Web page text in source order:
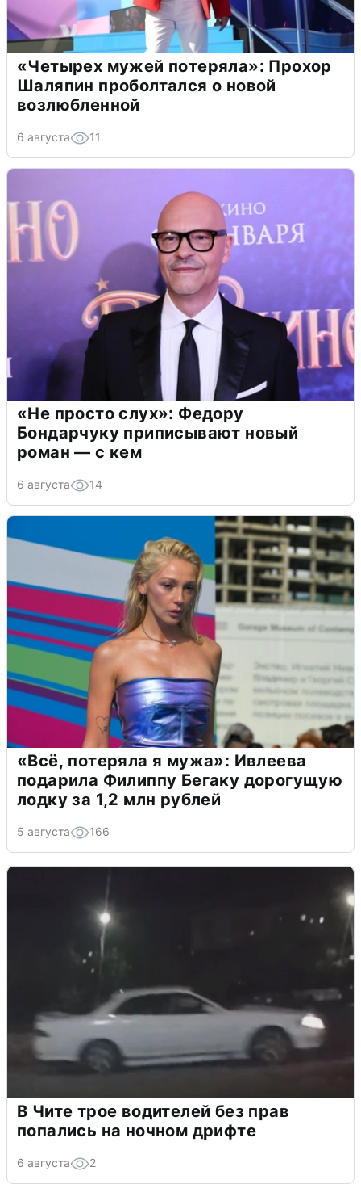
«Четырех мужей потеряла»: Прохор
Шаляпин проболтался о новой
возлюбленной
6 августа 11
«Не просто слух»: Федору
Бондарчуку приписывают новый
роман — с кем
6 августа 14
«Всё, потеряла я мужа»: Ивлеева
подарила Филиппу Бегаку дорогущую
лодку за 1,2 млн рублей
5 августа 166
В Чите трое водителей без прав
попались на ночном дрифте
6 августа 2